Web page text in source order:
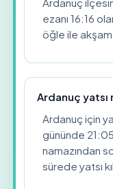
ezanı 16:16
öğle ile akşam
Ardanuç yatsı
Ardanuç için
gününde
namazından
sürede yatsı